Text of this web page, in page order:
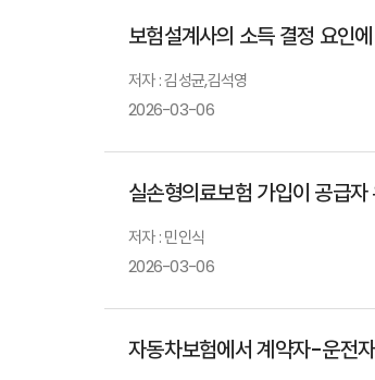
보험설계사의 소득 결정 요인
저자 : 김성균,김석영
2026-03-06
실손형의료보험 가입이 공급
저자 : 민인식
2026-03-06
자동차보험에서 계약자-운전